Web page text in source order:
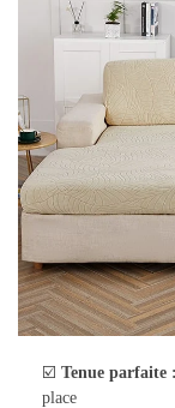
☑️ Tenue parfaite :
place